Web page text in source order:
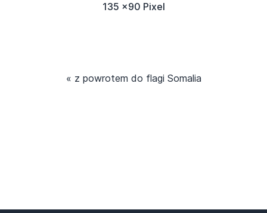
135 x90 Pixel
« z powrotem do flagi Somalia